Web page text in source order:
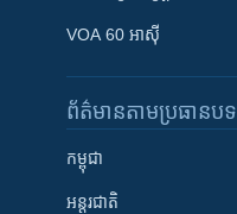
VOA 60 អាស៊ី
ព័ត៌មាន​តាមប្រធានបទ​
កម្ពុជា
អន្តរជាតិ